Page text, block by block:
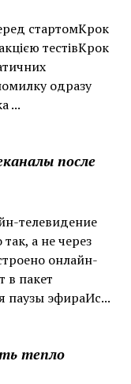
стартомКрок
тестівКрок
одразу
...
после
телевидение
а не через
онлайн-
в пакет
паузы эфираИс...
тепло